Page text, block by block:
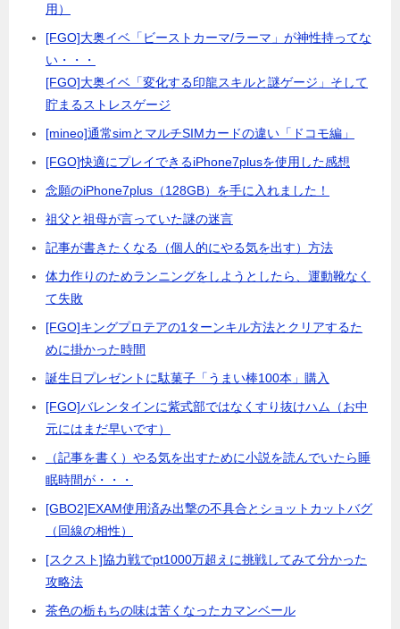
用）
[FGO]大奥イベ「ビーストカーマ/ラーマ」が神性持ってな
い・・・
[FGO]大奥イベ「変化する印龍スキルと謎ゲージ」そして
貯まるストレスゲージ
[mineo]通常simとマルチSIMカードの違い「ドコモ編」
[FGO]快適にプレイできるiPhone7plusを使用した感想
念願のiPhone7plus（128GB）を手に入れました！
祖父と祖母が言っていた謎の迷言
記事が書きたくなる（個人的にやる気を出す）方法
体力作りのためランニングをしようとしたら、運動靴なく
て失敗
[FGO]キングプロテアの1ターンキル方法とクリアするた
めに掛かった時間
誕生日プレゼントに駄菓子「うまい棒100本」購入
[FGO]バレンタインに紫式部ではなくすり抜けハム（お中
元にはまだ早いです）
（記事を書く）やる気を出すために小説を読んでいたら睡
眠時間が・・・
[GBO2]EXAM使用済み出撃の不具合とショットカットバグ
（回線の相性）
[スクスト]協力戦でpt1000万超えに挑戦してみて分かった
攻略法
茶色の栃もちの味は苦くなったカマンベール